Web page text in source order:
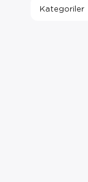
Kategoriler